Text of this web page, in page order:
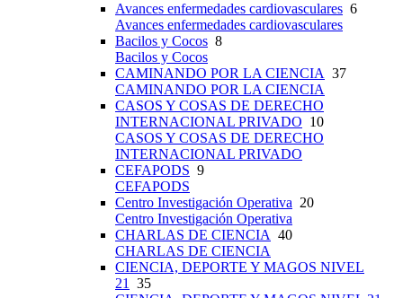
Avances enfermedades cardiovasculares 6
Avances enfermedades cardiovasculares
Bacilos y Cocos 8
Bacilos y Cocos
CAMINANDO POR LA CIENCIA 37
CAMINANDO POR LA CIENCIA
CASOS Y COSAS DE DERECHO
INTERNACIONAL PRIVADO 10
CASOS Y COSAS DE DERECHO
INTERNACIONAL PRIVADO
CEFAPODS 9
CEFAPODS
Centro Investigación Operativa 20
Centro Investigación Operativa
CHARLAS DE CIENCIA 40
CHARLAS DE CIENCIA
CIENCIA, DEPORTE Y MAGOS NIVEL
21
35